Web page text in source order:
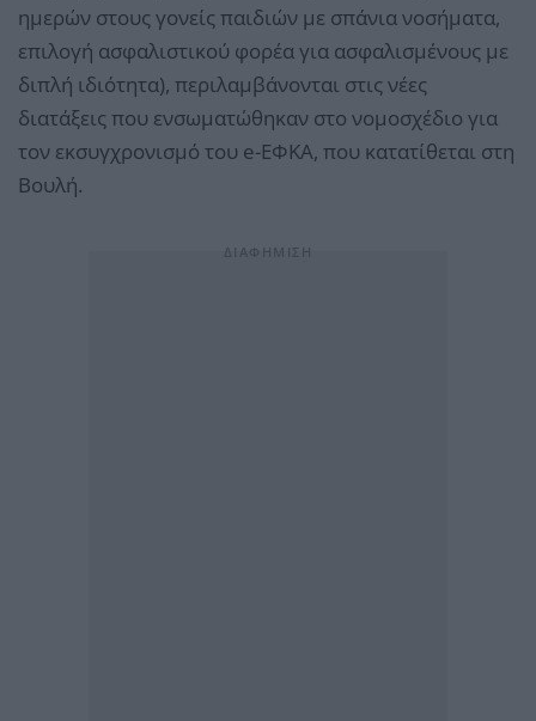
ημερών στους γονείς παιδιών με σπάνια νοσήματα,
επιλογή ασφαλιστικού φορέα για ασφαλισμένους με
διπλή ιδιότητα), περιλαμβάνονται στις νέες
διατάξεις που ενσωματώθηκαν στο νομοσχέδιο για
τον εκσυγχρονισμό του e-ΕΦΚΑ, που κατατίθεται στη
Βουλή.